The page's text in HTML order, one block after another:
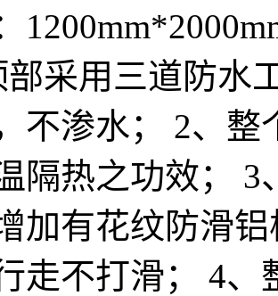
部采用三道防水
不渗水； 2、
隔热之功效；
加有花纹防滑
走不打滑； 4